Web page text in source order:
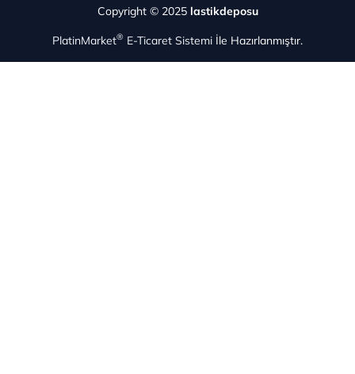
Copyright © 2025 lastikdeposu
PlatinMarket® E-Ticaret Sistemi İle Hazırlanmıştır.